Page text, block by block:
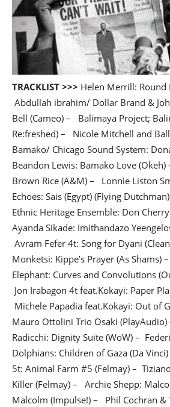
TRACKLIST >>> Helen Merrill: Round
Abdullah ibrahim/ Dollar Brand &
Bell (Cameo) – Balimaya Project;
Re:freshed) – Nicole Mitchell and
Bamako/ Chicago Sound System:
Beandon Lewis: Bamako Love
Brown Rice (A&M) – Lonnie Liston
Echoes: Sais (Egypt) (Flying
Ethnic Heritage Ensemble: Don
Ayanda Sikade: Imithandazo
Avram Fefer 4t: Song for Dyani
Monketsi: Kippe’s Prayer (As Shams)
Elephant: Curves and Convolutions
Jon Irabagon 4t feat.Kokayi: Paper
Michele Papadia feat.Kokayi: Out of
Mauro Ottolini Trio Osaki
Radicchi: Dignity Suite (WoW) –
Dolphians: Children of Gaza (Da
5t: Animal Farm #5 (Felmay) –
Killer (Felmay) – Archie Shepp:
Malcolm (Impulse!) – Phil Cochran &